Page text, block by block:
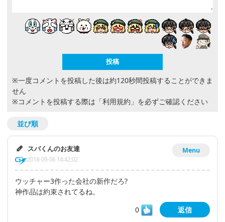
※一度コメントを投稿した後は約120秒間投稿することができま
せん
※コメントを投稿する際は 「利用規約」 を必ずご確認ください
並び順
Menu
スパくんのお友達
2018-09-06 14:42:02
ウッチャー3作った会社の新作だろ?
神作品は約束されてるね。
0
返信